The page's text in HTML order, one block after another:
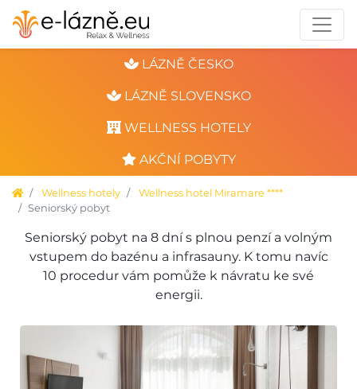
LÁZNĚ ČESKO
LÁZNĚ SLOVENSKO
WELLNESS HOTELY
AKČNÍ POBYTY
Wellness hotely
Wellness hotel Miramare ****
Seniorský pobyt
Seniorský pobyt na 8 dní s plnou penzí a volným
vstupem do bazénu a infrasauny. K tomu navíc
10 procedur vám pomůže k návratu ke své
energii.